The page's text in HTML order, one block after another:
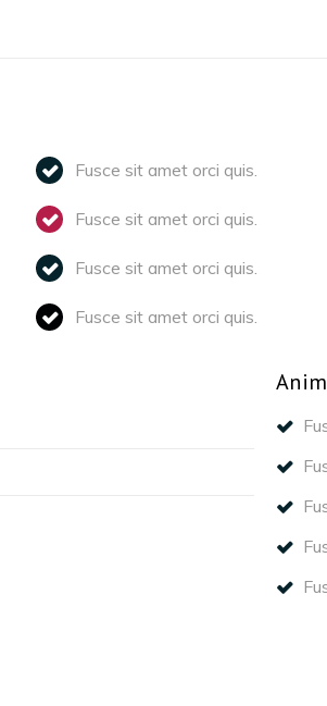
Fusce sit amet orci quis.
Fusce sit amet orci quis.
Fusce sit amet orci quis.
Fusce sit amet orci quis.